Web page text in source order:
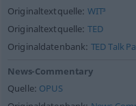
Originaltextquelle: WIT³
Originaltextquelle: TED
Originaldatenbank: TED Talk
News-Commentary
Quelle: OPUS